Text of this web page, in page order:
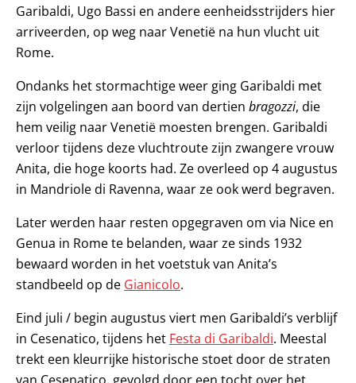
Garibaldi, Ugo Bassi en andere eenheidsstrijders hier
arriveerden, op weg naar Venetië na hun vlucht uit
Rome.
Ondanks het stormachtige weer ging Garibaldi met
zijn volgelingen aan boord van dertien bragozzi, die
hem veilig naar Venetië moesten brengen. Garibaldi
verloor tijdens deze vluchtroute zijn zwangere vrouw
Anita, die hoge koorts had. Ze overleed op 4 augustus
in Mandriole di Ravenna, waar ze ook werd begraven.
Later werden haar resten opgegraven om via Nice en
Genua in Rome te belanden, waar ze sinds 1932
bewaard worden in het voetstuk van Anita’s
standbeeld op de Gianicolo.
Eind juli / begin augustus viert men Garibaldi’s verblijf
in Cesenatico, tijdens het Festa di Garibaldi. Meestal
trekt een kleurrijke historische stoet door de straten